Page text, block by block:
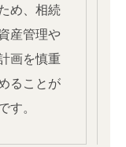
め、相続
産管理や
画を慎重
ることが
す。